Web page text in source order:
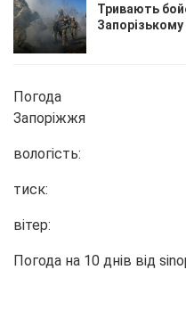
Тривають
Запорізькому
Погода
Запоріжжя
вологість:
тиск:
вітер:
Погода на 10 днів від